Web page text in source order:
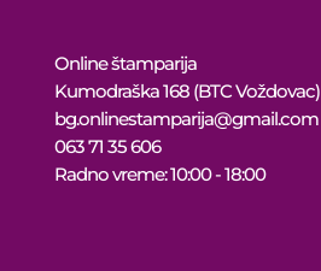
Online štamparija
Kumodraška 168 (BTC Voždovac)
bg.onlinestamparija@gmail.com
063 71 35 606
Radno vreme: 10:00 - 18:00